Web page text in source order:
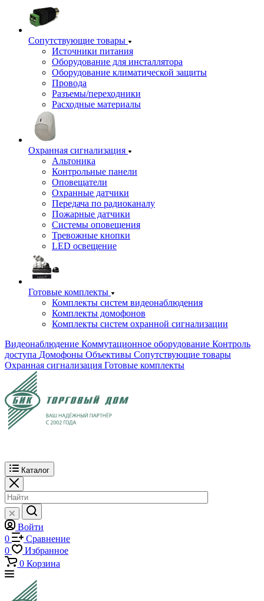
Сопутствующие товары
Источники питания
Оборудование для инсталлятора
Оборудование климатической защиты
Провода
Разъемы/переходники
Расходные материалы
Охранная сигнализация
Альтоника
Контрольные панели
Оповещатели
Охранные датчики
Передача по радиоканалу
Пожарные датчики
Системы оповещения
Тревожные кнопки
LED освещение
Готовые комплекты
Комплекты систем видеонаблюдения
Комплекты домофонов
Комплекты систем охранной сигнализации
Видеонаблюдение Коммутационное оборудование Контроль
доступа Домофоны Объективы Сопутствующие товары
Охранная сигнализация Готовые комплекты
Каталог
Войти
0
Сравнение
0
Избранное
0 Корзина